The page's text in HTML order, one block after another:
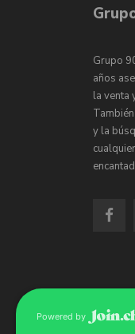
Grupo
años
la venta
y la
Powered by